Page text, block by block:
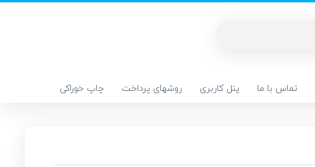
تماس با ما پنل کاربری روشهای پرداخت چاپ خوراکی